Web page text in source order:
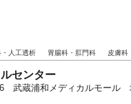
人工透析 胃腸科・肛門科 皮膚科
センター
武蔵浦和メディカルモール